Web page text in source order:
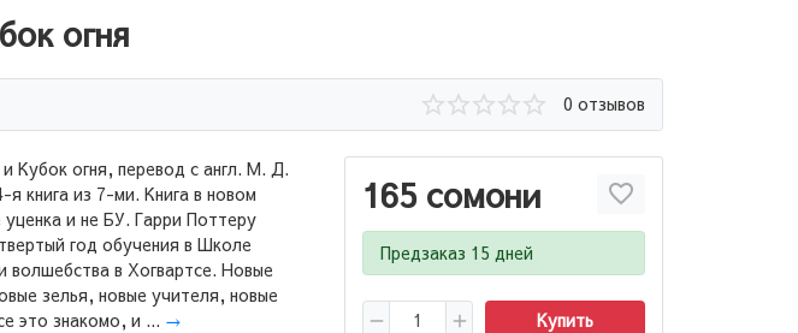
огня
0 отзывов
165 сомони
Предзаказ 15 дней
Купить
Кубок огня, перевод с англ. М. Д.
я книга из 7-ми. Книга в новом
уценка и не БУ. Гарри Поттеру
год обучения в Школе
волшебства в Хогвартсе. Новые
зелья, новые учителя, новые
это знакомо, и ... →